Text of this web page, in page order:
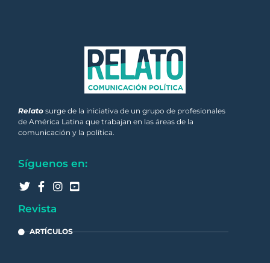
Relato surge de la iniciativa de un grupo de profesionales
de América Latina que trabajan en las áreas de la
comunicación y la política.
Síguenos en:
Revista
ARTÍCULOS